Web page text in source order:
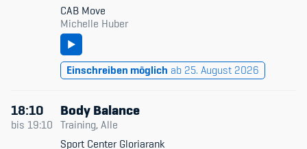
CAB Move
Michelle Huber
Einschreiben möglich ab 25. August 2026
18:10
bis 19:10
Body Balance
Training, Alle
Sport Center Gloriarank